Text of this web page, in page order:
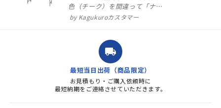
色（チーク）を間違って「ナチ
ュラル」としてしまいました。
ました。商品到着も早く、品
質・使いやすさで満足していま
す。また、リピートするときは
よろしくお...
Kagukuroカスタマー
local_shipping
最短当日出荷（商品限定）
お見積もり・ご購入依頼時に
最短納期をご連絡させていただきます。